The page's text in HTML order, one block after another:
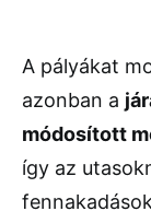
A pályákat
azonban a
módosított
így az